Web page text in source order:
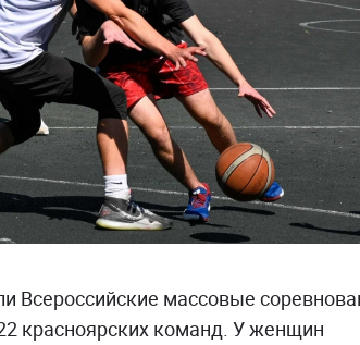
Всероссийские массовые
красноярских команд. У женщин